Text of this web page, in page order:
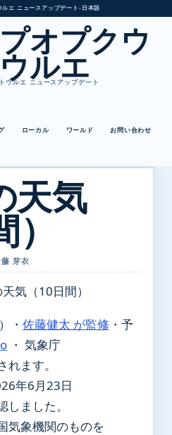
エ ニュースアップデート • 日本語
オプクウ
ルエ
ウルエ ニュースアップデート
ローカル ワールド お問い合わせ
天気
）
芽衣
気（10日間）
・ 佐藤健太 が監修 ・ 予
・ 気象庁
ます。
年6月23日
ました。
気象機関のものを